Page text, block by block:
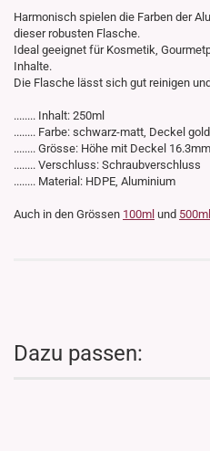
Harmonisch spielen die Farben der
dieser robusten Flasche.
Ideal geeignet für Kosmetik,
Inhalte.
Die Flasche lässt sich gut reinigen
........ Inhalt: 250ml
........ Farbe: schwarz-matt, Deckel
........ Grösse: Höhe mit Deckel
........ Verschluss: Schraubverschluss
........ Material: HDPE, Aluminium
Auch in den Grössen 100ml und 500ml
Dazu passen: